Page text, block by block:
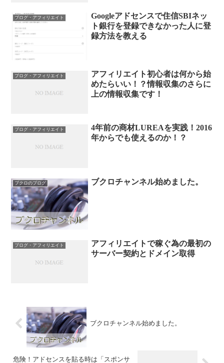
ブログ・アフィリエイト
Googleアドセンスで住信SBIネッ
ト銀行を登録できなかった人に登
録方法を教える
ブログ・アフィリエイト
アフィリエイト初心者は何から始
めたらいい！？情報収集のさらに
上の情報収集です！
ブログ・アフィリエイト
4年前の商材LUREAを実践！2016
年からでも使えるのか！？
ブクロのブログ ブクロチャンネル始めました。
ブログ・アフィリエイト
アフィリエイトで稼ぐ為の最初の
サーバー契約とドメイン取得
ブクロチャンネル始めました。
危険！アドセンスを貼る時は「スポンサ